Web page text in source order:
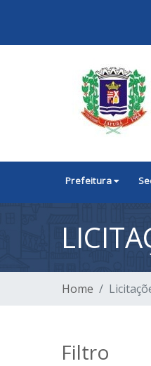
Prefeitura
Home
Filtro